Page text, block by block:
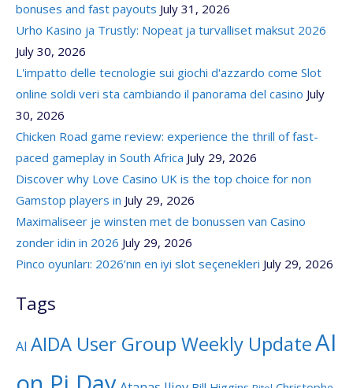
bonuses and fast payouts July 31, 2026
Urho Kasino ja Trustly: Nopeat ja turvalliset maksut 2026
July 30, 2026
L'impatto delle tecnologie sui giochi d'azzardo come Slot
online soldi veri sta cambiando il panorama del casino July
30, 2026
Chicken Road game review: experience the thrill of fast-
paced gameplay in South Africa July 29, 2026
Discover why Love Casino UK is the top choice for non
Gamstop players in July 29, 2026
Maximaliseer je winsten met de bonussen van Casino
zonder idin in 2026 July 29, 2026
Pinco oyunları: 2026’nın en iyi slot seçenekleri July 29, 2026
Tags
AI AIDA User Group Weekly UpdateAI